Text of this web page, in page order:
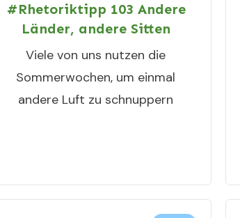
#Rhetoriktipp 103 Andere
Länder, andere Sitten
Viele von uns nutzen die
Sommerwochen, um einmal
andere Luft zu schnuppern